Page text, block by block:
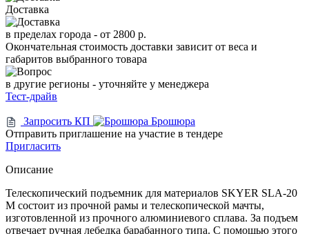
Доставка
в пределах города - от 2800 р.
Окончательная стоимость доставки зависит от веса и
габаритов выбранного товара
в другие регионы - уточняйте у менеджера
Тест-драйв
Запросить КП
Брошюра
Отправить приглашение на участие в тендере
Пригласить
Описание
Телескопический подъемник для материалов SKYER SLA-20
M состоит из прочной рамы и телескопической мачты,
изготовленной из прочного алюминиевого сплава. За подъем
отвечает ручная лебедка барабанного типа. С помощью этого